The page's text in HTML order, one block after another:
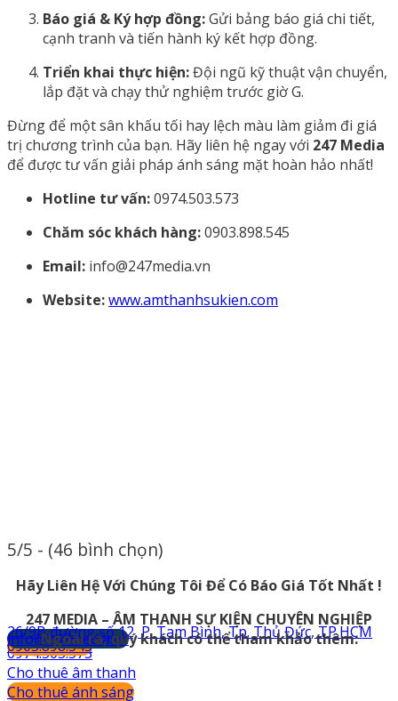
Báo giá & Ký hợp đồng:Gửi bảng báo giá chi tiết,
cạnh tranh và tiến hành ký kết hợp đồng.
Triển khai thực hiện:Đội ngũ kỹ thuật vận chuyển,
lắp đặt và chạy thử nghiệm trước giờ G.
Đừng để một sân khấu tối hay lệch màu làm giảm đi giá
trị chương trình của bạn. Hãy liên hệ ngay với 247 Media
để được tư vấn giải pháp ánh sáng mặt hoàn hảo nhất!
Hotline tư vấn:0974.503.573
Chăm sóc khách hàng:0903.898.545
Email: info@247media.vn
Website:www.amthanhsukien.com
5/5 - (46 bình chọn)
Hãy Liên Hệ Với Chúng Tôi Để Có Báo Giá Tốt Nhất !
247 MEDIA – ÂM THANH SỰ KIỆN CHUYÊN NGHIỆP
0974.503.573
0903.898.545
info@247media.vn
26/9B đường số 12, P. Tam Bình, Tp. Thủ Đức, TP.HCM
Ngoài ra, quý khách có thể tham khảo thêm:
Cho thuê âm thanh
Cho thuê ánh sáng